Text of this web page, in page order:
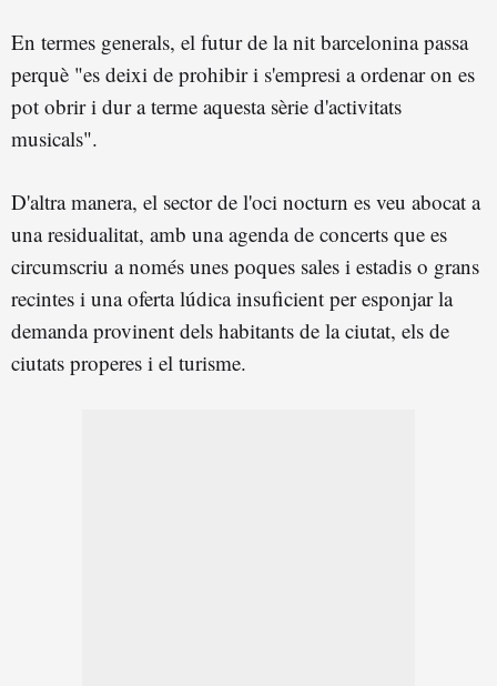
En termes generals, el futur de la nit barcelonina passa
perquè "es deixi de prohibir i s'empresi a ordenar on es
pot obrir i dur a terme aquesta sèrie d'activitats
musicals".
D'altra manera, el sector de l'oci nocturn es veu abocat a
una residualitat, amb una agenda de concerts que es
circumscriu a només unes poques sales i estadis o grans
recintes i una oferta lúdica insuficient per esponjar la
demanda provinent dels habitants de la ciutat, els de
ciutats properes i el turisme.